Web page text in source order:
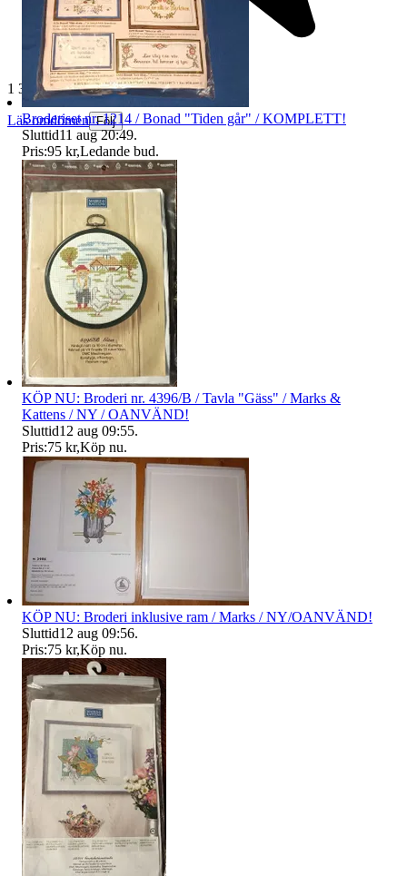
1 381 omdömen
Läs omdömen Följ
Broderiset nr. 1214 / Bonad "Tiden går" / KOMPLETT!
Sluttid11 aug 20:49.
Pris:95 kr,Ledande bud.
KÖP NU: Broderi nr. 4396/B / Tavla "Gäss" / Marks &
Kattens / NY / OANVÄND!
Sluttid12 aug 09:55.
Pris:75 kr,Köp nu.
KÖP NU: Broderi inklusive ram / Marks / NY/OANVÄND!
Sluttid12 aug 09:56.
Pris:75 kr,Köp nu.